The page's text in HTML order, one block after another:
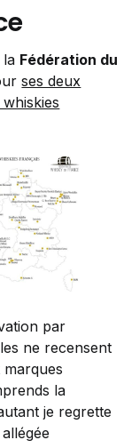
la Fédération du
ses deux
par
ne recensent
marques
la
je regrette